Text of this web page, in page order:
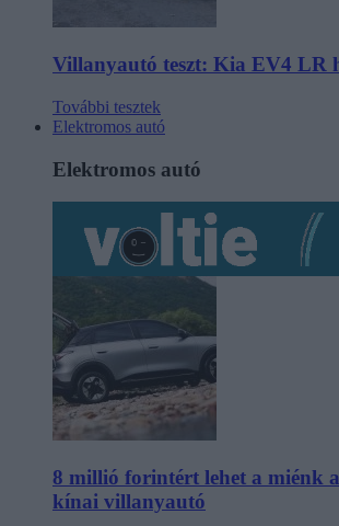
Villanyautó teszt: Kia EV4 LR
További tesztek
Elektromos autó
Elektromos autó
8 millió forintért lehet a miénk
kínai villanyautó